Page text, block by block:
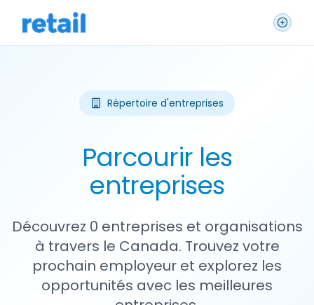
Répertoire d'entreprises
Parcourir les
entreprises
Découvrez 0 entreprises et organisations
à travers le Canada. Trouvez votre
prochain employeur et explorez les
opportunités avec les meilleures